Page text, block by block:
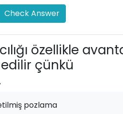
Check Answer
özellikle
çünkü
pozlama